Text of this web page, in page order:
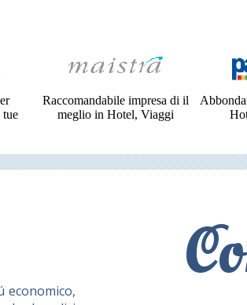
tue
Raccomandabile impresa di il
meglio in Hotel, Viaggi
economico,